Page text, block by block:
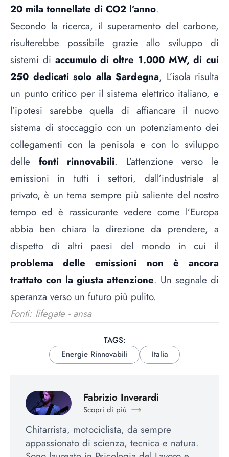
20 mila tonnellate di CO2 l’anno.
Secondo la ricerca, il superamento del carbone,
risulterebbe possibile grazie allo sviluppo di
sistemi di accumulo di oltre 1.000 MW, di cui
250 dedicati solo alla Sardegna, L’isola risulta
un punto critico per il sistema elettrico italiano, e
l’ipotesi sarebbe quella di affiancare il nuovo
sistema di stoccaggio con un potenziamento dei
collegamenti con la penisola e con lo sviluppo
delle fonti rinnovabili. L’attenzione verso le
emissioni in tutti i settori, dall’industriale al
privato, è un tema sempre più saliente del nostro
tempo ed è rassicurante vedere come l’Europa
abbia ben chiara la direzione da prendere, a
dispetto di altri paesi del mondo in cui il
problema delle emissioni non è ancora
trattato con la giusta attenzione. Un segnale di
speranza verso un futuro più pulito.
Fonti: lifegate - ansa
TAGS:
Energie Rinnovabili
Italia
Fabrizio Inverardi
Scopri di più
Chitarrista, motociclista, da sempre
appassionato di scienza, tecnica e natura.